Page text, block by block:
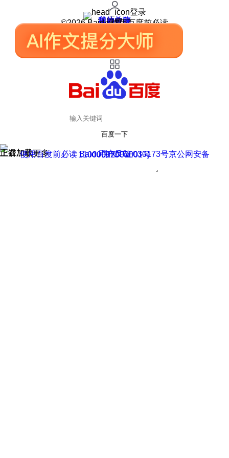
登录
我的关注
我的收藏
皮肤中心
用户反馈
设置
©2026 Baidu 使用百度前必读
百度一下
正在加载
上滑加载更多 用户反馈
使用百度前必读 Baidu 京ICP证030173号
京公网安备11000002000001号